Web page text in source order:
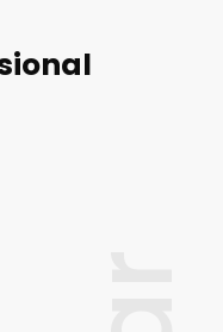
Preis –